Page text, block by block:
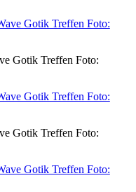
Gotik Treffen Foto:
Gotik Treffen Foto: